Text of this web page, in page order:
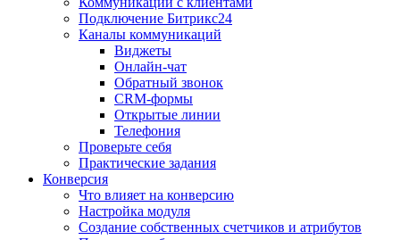
Подключение Битрикс24
Каналы коммуникаций
Виджеты
Онлайн-чат
Обратный звонок
CRM-формы
Открытые линии
Телефония
Проверьте себя
Практические задания
Конверсия
Что влияет на конверсию
Настройка модуля
Создание собственных счетчиков и атрибутов